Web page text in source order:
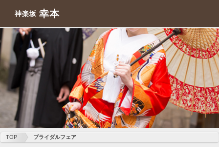
神楽坂 幸本
TOP ブライダルフェア